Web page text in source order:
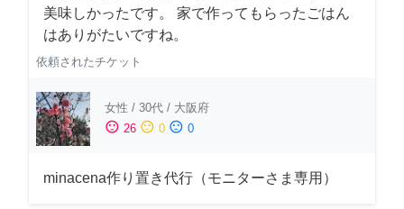
美味しかったです。 家で作ってもらったごはん
はありがたいですね。
依頼されたチケット
女性 / 30代 / 大阪府
sentiment_satisfied 26 sentiment_neutral 0 sentiment_dissatisfied 0
minacena作り置き代行（モニターさま専用）